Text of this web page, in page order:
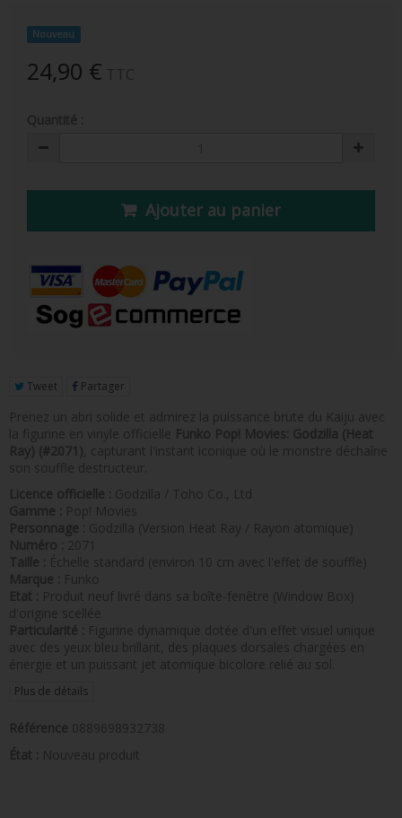
FIGURINE POP RETRO TOYS
PORTE-CLÉS POCKET POP
FUNKO VINYL SODA
FUNKO POP PIN
PELUCHE
Nouveau
24,90 €
Ajouter au panier
Tweet Partager
Prenez un abri solide et admirez la puissance brute du Kaiju avec
la figurine en vinyle officielle Funko Pop! Movies: Godzilla (Heat
Ray) (#2071) , capturant l'instant iconique où le monstre déchaîne
son souffle destructeur.
Licence officielle : Godzilla / Toho Co., Ltd
Gamme : Pop! Movies
Personnage : Godzilla (Version Heat Ray / Rayon atomique)
Numéro : 2071
Taille : Échelle standard (environ 10 cm avec l'effet de souffle)
Marque : Funko
Etat : Produit neuf livré dans sa boîte-fenêtre (Window Box)
d'origine scellée
Particularité : Figurine dynamique dotée d'un effet visuel unique
avec des yeux bleu brillant, des plaques dorsales chargées en
énergie et un puissant jet atomique bicolore relié au sol.
Plus de détails
Référence 0889698932738
État : Nouveau produit